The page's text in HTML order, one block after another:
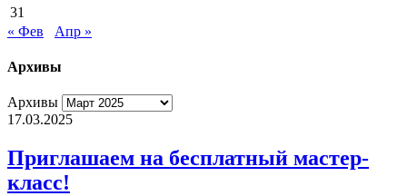
31
« Фев
Апр »
Архивы
Архивы
17.03.2025
Приглашаем на бесплатный мастер-
класс!